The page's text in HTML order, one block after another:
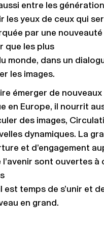
entre les
les yeux de ceux qui
par une
que les plus
monde, dans un
les images.
émerger de
en Europe, il nourrit
des images,
dynamiques. La
et d’engagement
sont ouvertes à
temps de s’unir et
en grand.